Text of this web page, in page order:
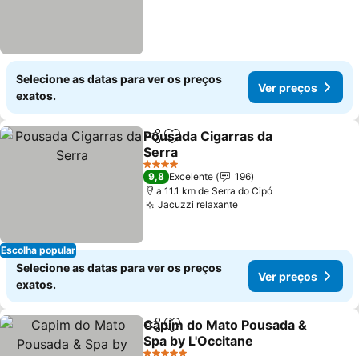
Selecione as datas para ver os preços
exatos.
Ver preços
Escolha popular
PartilharAdicionar aos favoritos
Pousada Cigarras da
Serra
4 Estrelas
9,8 Excelente
196
a 11.1 km de Serra do Cipó
Jacuzzi relaxante
Selecione as datas para ver os preços
exatos.
Ver preços
PartilharAdicionar aos favoritos
Capim do Mato Pousada &
Spa by L'Occitane